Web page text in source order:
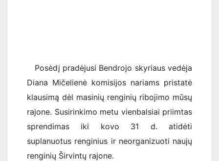
Posėdį pradėjusi Bendrojo skyriaus vedėja
Diana Mičelienė komisijos nariams pristatė
klausimą dėl masinių renginių ribojimo mūsų
rajone. Susirinkimo metu vienbalsiai priimtas
sprendimas iki kovo 31 d. atidėti
suplanuotus renginius ir neorganizuoti naujų
renginių Širvintų rajone.